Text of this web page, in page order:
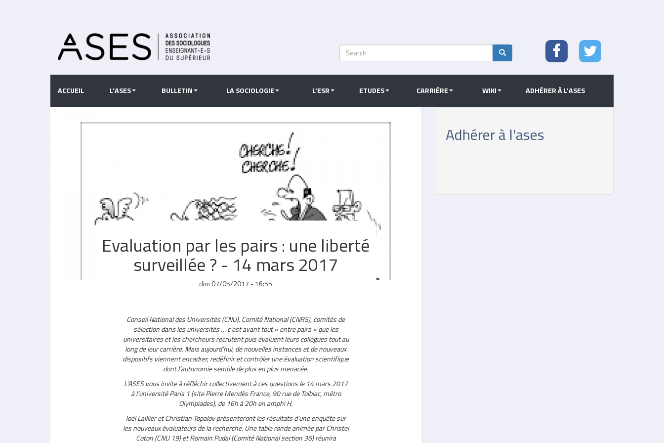
Rechercher
Search Search
ACCUEIL L'ASES BULLETIN LA SOCIOLOGIE L'ESR ETUDES CARRIÈRE WIKI ADHÉRER À L'ASES
Evaluation par les pairs : une liberté
surveillée ? - 14 mars 2017
dim 07/05/2017 - 16:55
Conseil National des Universités (CNU), Comité National (CNRS), comités de
sélection dans les universités … c’est avant tout « entre pairs » que les
universitaires et les chercheurs recrutent puis évaluent leurs collègues tout au
long de leur carrière. Mais aujourd’hui, de nouvelles instances et de nouveaux
dispositifs viennent encadrer, redéfinir et contrôler une évaluation scientifique
dont l’autonomie semble de plus en plus menacée.
L’ASES vous invite à réfléchir collectivement à ces questions le 14 mars 2017
à l’université Paris 1 (site Pierre Mendès France, 90 rue de Tolbiac, métro
Olympiades), de 16h à 20h en amphi H.
Joël Laillier et Christian Topalov présenteront les résultats d’une enquête sur
les nouveaux évaluateurs de la recherche. Une table ronde animée par Christel
Coton (CNU 19) et Romain Pudal (Comité National section 36) réunira
Adhérer à l'ases